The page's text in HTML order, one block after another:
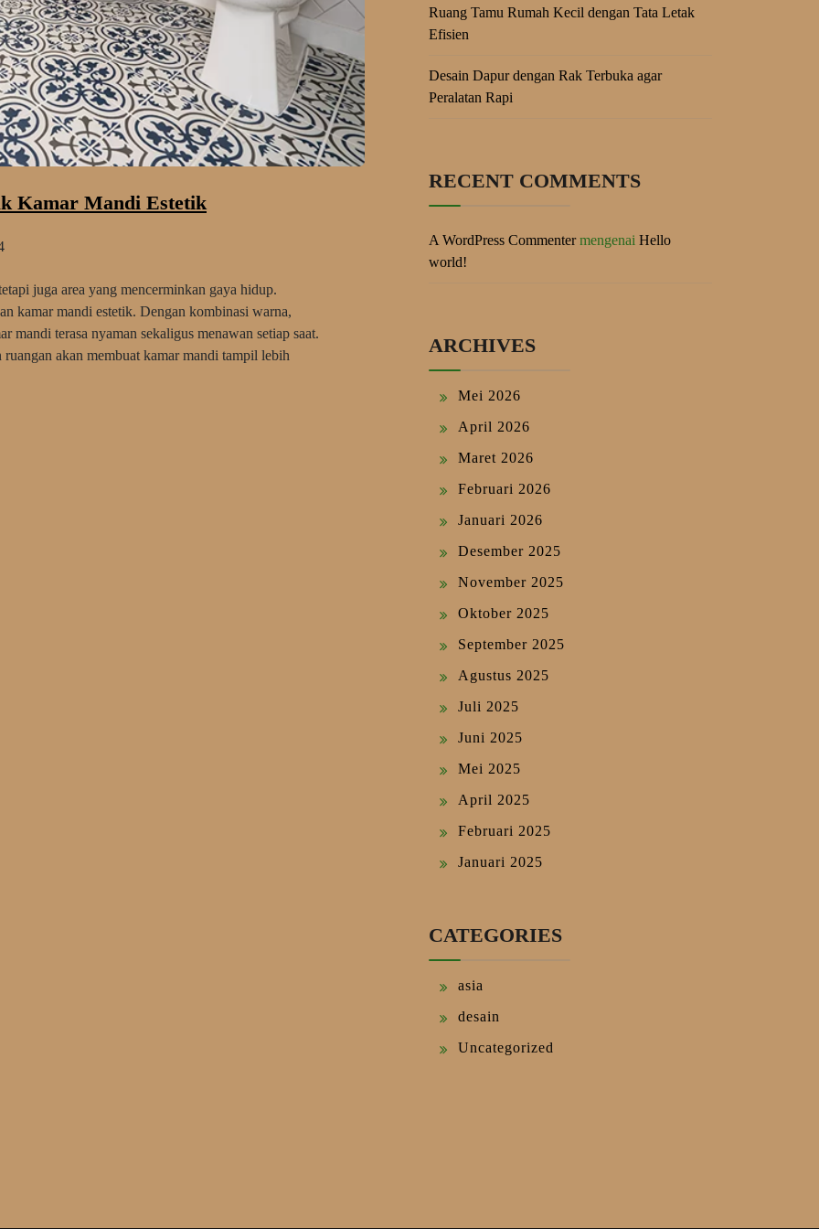
Kamar Mandi Estetik
juga area yang mencerminkan gaya hidup.
kamar mandi estetik. Dengan kombinasi warna,
mandi terasa nyaman sekaligus menawan setiap saat.
akan membuat kamar mandi tampil lebih
Ruang Tamu Rumah Kecil dengan Tata Letak
Efisien
Desain Dapur dengan Rak Terbuka agar
Peralatan Rapi
RECENT COMMENTS
A WordPress Commentermengenai Hello
world!
ARCHIVES
Mei 2026
April 2026
Maret 2026
Februari 2026
Januari 2026
Desember 2025
November 2025
Oktober 2025
September 2025
Agustus 2025
Juli 2025
Juni 2025
Mei 2025
April 2025
Februari 2025
Januari 2025
CATEGORIES
asia
desain
Uncategorized